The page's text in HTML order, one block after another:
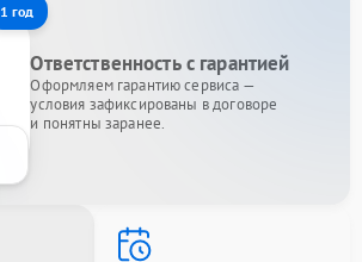
1 год
Ответственность с гарантией
Оформляем гарантию сервиса —
условия зафиксированы в договоре
и понятны заранее.